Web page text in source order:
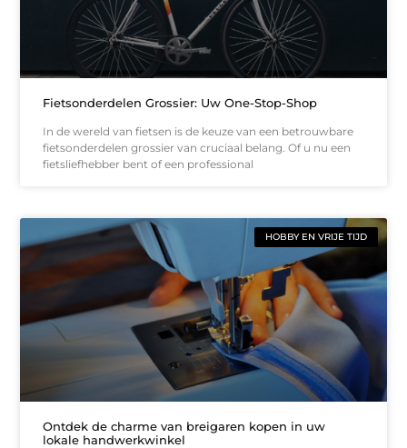
Fietsonderdelen Grossier: Uw One-Stop-Shop
In de wereld van fietsen is de keuze van een betrouwbare
fietsonderdelen grossier van cruciaal belang. Of u nu een
fietsliefhebber bent of een professional
HOBBY EN VRIJE TIJD
Ontdek de charme van breigaren kopen in uw
lokale handwerkwinkel